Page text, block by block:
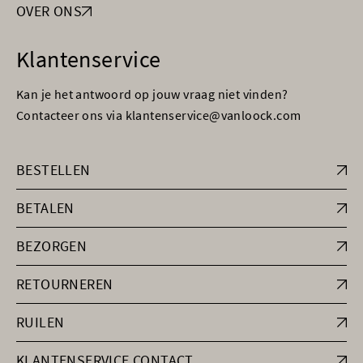
OVER ONS
Klantenservice
Kan je het antwoord op jouw vraag niet vinden?
Contacteer ons via klantenservice@vanloock.com
BESTELLEN
BETALEN
BEZORGEN
RETOURNEREN
RUILEN